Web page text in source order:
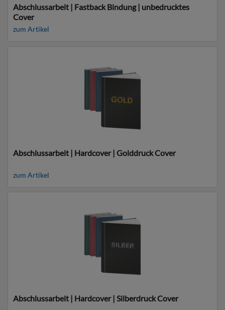
Abschlussarbeit | Fastback Bindung | unbedrucktes
Cover
zum Artikel
Abschlussarbeit | Hardcover | Golddruck Cover
zum Artikel
Abschlussarbeit | Hardcover | Silberdruck Cover